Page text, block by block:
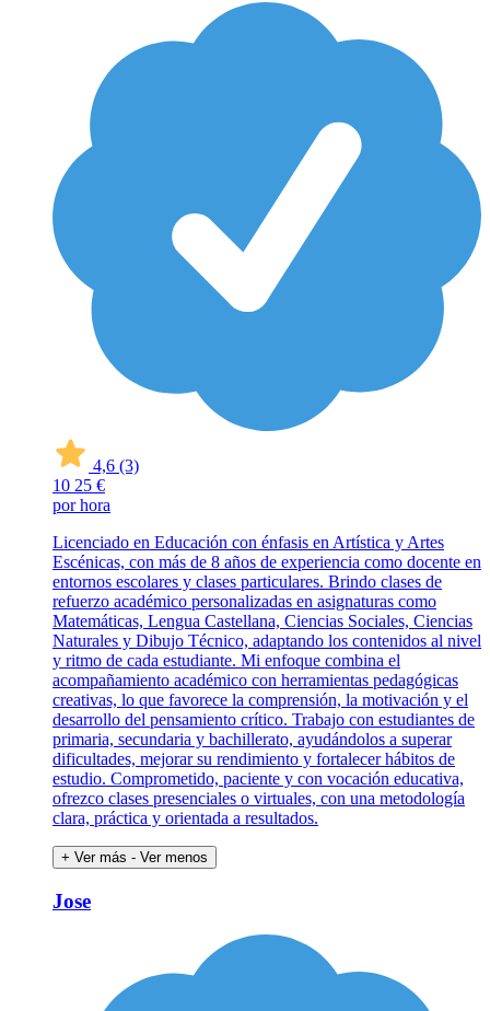
4,6 (3)
10 25 €
por hora
Licenciado en Educación con énfasis en Artística y Artes
Escénicas, con más de 8 años de experiencia como docente en
entornos escolares y clases particulares. Brindo clases de
refuerzo académico personalizadas en asignaturas como
Matemáticas, Lengua Castellana, Ciencias Sociales, Ciencias
Naturales y Dibujo Técnico, adaptando los contenidos al nivel
y ritmo de cada estudiante. Mi enfoque combina el
acompañamiento académico con herramientas pedagógicas
creativas, lo que favorece la comprensión, la motivación y el
desarrollo del pensamiento crítico. Trabajo con estudiantes de
primaria, secundaria y bachillerato, ayudándolos a superar
dificultades, mejorar su rendimiento y fortalecer hábitos de
estudio. Comprometido, paciente y con vocación educativa,
ofrezco clases presenciales o virtuales, con una metodología
clara, práctica y orientada a resultados.
+ Ver más - Ver menos
Jose